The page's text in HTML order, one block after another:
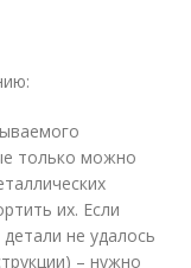
только можно
их. Если
не удалось
– нужно